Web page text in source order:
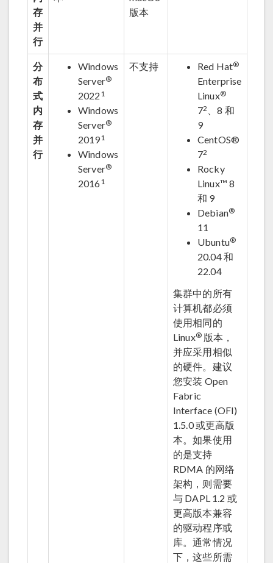
存
并
行
版本
分
布
式
内
存
并
行
Windows
Server®
2022 1
Windows
Server®
20191
Windows
Server®
20161
不支持 Red Hat®
Enterprise
Linux®
72
、8 和
9
CentOS®
72
Rocky
Linux™ 8
和 9
Debian®
11
Ubuntu®
20.04 和
22.04
集群中的所有
计算机都必须
使用相同的
Linux®版本，
并应采用相似
的硬件。建议
您安装 Open
Fabric
Interface (OFI)
1.5.0 或更高版
本。如果使用
的是支持
RDMA 的网络
架构，则需要
与 DAPL 1.2 或
更高版本兼容
的驱动程序或
库。通常情况
下，这些所需